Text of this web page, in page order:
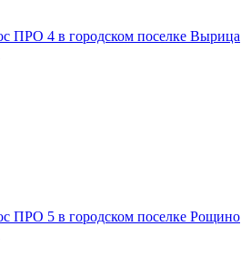
ПРО 4 в городском поселке Вырица
ПРО 5 в городском поселке Рощино